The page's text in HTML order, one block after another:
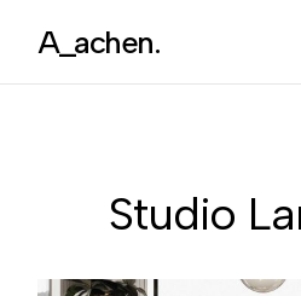
A_achen.
Studio